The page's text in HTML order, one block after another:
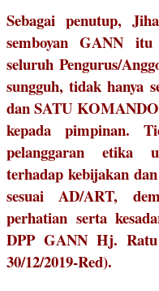
Sebagai penutup,
semboyan GANN
seluruh Pengurus/
sungguh, tidak hanya
dan SATU
kepada pimpinan.
pelanggaran etika
terhadap kebijakan
sesuai AD/ART,
perhatian serta
DPP GANN Hj.
30/12/2019-Red).